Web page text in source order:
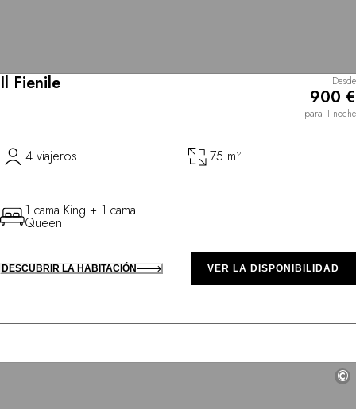
Il Fienile Desde
900 €
para 1 noche
4 viajeros 75 m²
1 cama King + 1 cama
Queen
DESCUBRIR LA HABITACIÓN VER LA DISPONIBILIDAD
©